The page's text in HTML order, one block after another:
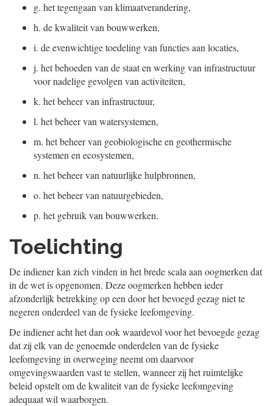
g. het tegengaan van klimaatverandering,
h. de kwaliteit van bouwwerken,
i. de evenwichtige toedeling van functies aan locaties,
j. het behoeden van de staat en werking van infrastructuur
voor nadelige gevolgen van activiteiten,
k. het beheer van infrastructuur,
l. het beheer van watersystemen,
m. het beheer van geobiologische en geothermische
systemen en ecosystemen,
n. het beheer van natuurlijke hulpbronnen,
o. het beheer van natuurgebieden,
p. het gebruik van bouwwerken.
Toelichting
De indiener kan zich vinden in het brede scala aan oogmerken dat
in de wet is opgenomen. Deze oogmerken hebben ieder
afzonderlijk betrekking op een door het bevoegd gezag niet te
negeren onderdeel van de fysieke leefomgeving.
De indiener acht het dan ook waardevol voor het bevoegde gezag
dat zij elk van de genoemde onderdelen van de fysieke
leefomgeving in overweging neemt om daarvoor
omgevingswaarden vast te stellen, wanneer zij het ruimtelijke
beleid opstelt om de kwaliteit van de fysieke leefomgeving
adequaat wil waarborgen.